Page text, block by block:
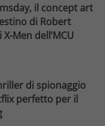
il concept art
di Robert
Men dell’MCU
di spionaggio
perfetto per il